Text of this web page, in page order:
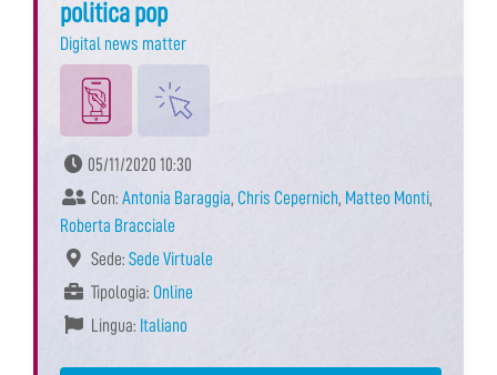
politica pop
Digital news matter
05/11/2020 10:30
Con: Antonia Baraggia, Chris Cepernich, Matteo Monti,
Roberta Bracciale
Sede: Sede Virtuale
Tipologia: Online
Lingua: Italiano